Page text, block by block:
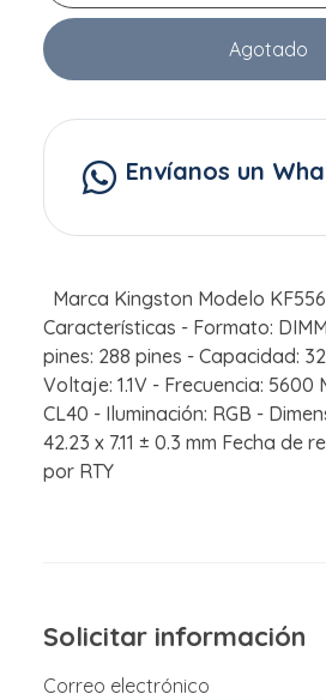
Agotado
Envíanos un
Marca Kingston Modelo
Características - Formato:
pines: 288 pines - Capacidad:
Voltaje: 1.1V - Frecuencia: 5600
CL40 - Iluminación: RGB -
42.23 x 7.11 ± 0.3 mm Fecha de
por RTY
Solicitar información
Correo electrónico